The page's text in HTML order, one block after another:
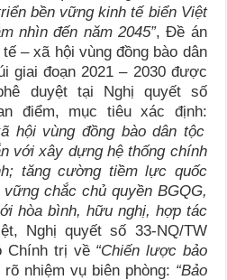
bền vững kinh tế biển Việt
nhìn đến năm 2045”, Đề án
– xã hội vùng đồng bào dân
giai đoạn 2021 – 2030 được
duyệt tại Nghị quyết số
điểm, mục tiêu xác định:
hội vùng đồng bào dân tộc
với xây dựng hệ thống chính
tăng cường tiềm lực quốc
chắc chủ quyền BGQG,
hòa bình, hữu nghị, hợp tác
Nghị quyết số 33-NQ/TW
Chính trị về “Chiến lược bảo
nhiệm vụ biên phòng: “Bảo